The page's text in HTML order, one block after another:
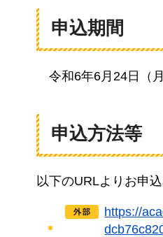
申込期間
令和6年6月24日（
申込方法等
以下のURLよりお申込
https://